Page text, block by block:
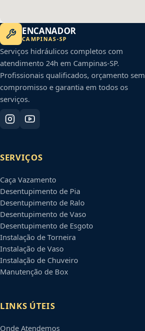
ENCANADOR
CAMPINAS-SP
Serviços hidráulicos completos com
atendimento 24h em Campinas-SP.
Profissionais qualificados, orçamento sem
compromisso e garantia em todos os
serviços.
SERVIÇOS
Caça Vazamento
Desentupimento de Pia
Desentupimento de Ralo
Desentupimento de Vaso
Desentupimento de Esgoto
Instalação de Torneira
Instalação de Vaso
Instalação de Chuveiro
Manutenção de Box
LINKS ÚTEIS
Onde Atendemos